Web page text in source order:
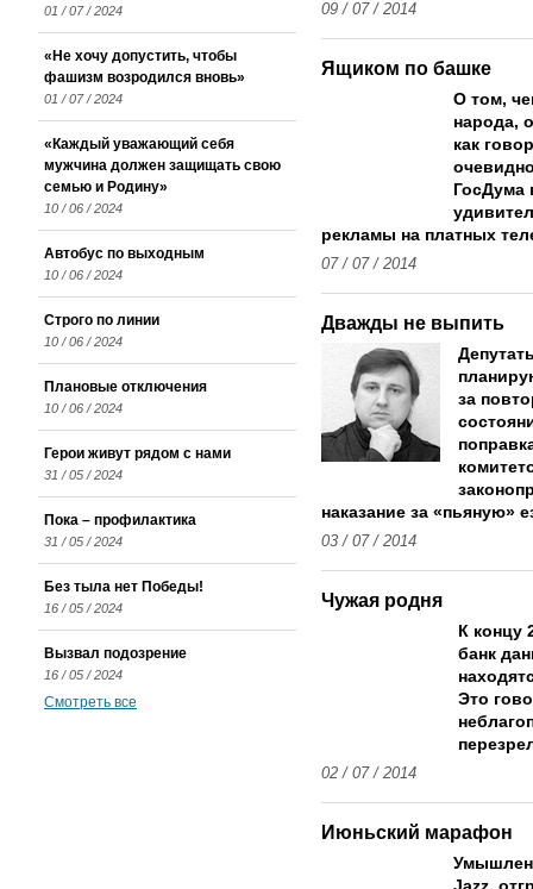
09 / 07 / 2014
Ящиком по башке
О том,
народа,
как
ГосДума
рекламы на платных
07 / 07 / 2014
Дважды не выпить
за
наказание за «пьяную»
03 / 07 / 2014
Чужая родня
К концу
банк
Это
02 / 07 / 2014
Июньский марафон
01 / 07 / 2024
«Не хочу допустить, чтобы
фашизм возродился вновь»
01 / 07 / 2024
«Каждый уважающий себя
мужчина должен защищать свою
семью и Родину»
10 / 06 / 2024
Автобус по выходным
10 / 06 / 2024
Строго по линии
10 / 06 / 2024
Плановые отключения
10 / 06 / 2024
Герои живут рядом с нами
31 / 05 / 2024
Пока – профилактика
31 / 05 / 2024
Без тыла нет Победы!
16 / 05 / 2024
Вызвал подозрение
16 / 05 / 2024
Смотреть все